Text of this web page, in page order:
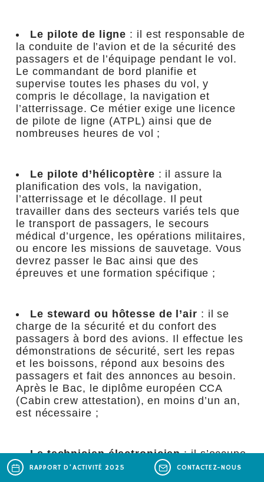
Le pilote de ligne : il est responsable de
la conduite de l’avion et de la sécurité des
passagers et de l’équipage pendant le vol.
Le commandant de bord planifie et
supervise toutes les phases du vol, y
compris le décollage, la navigation et
l’atterrissage. Ce métier exige une licence
de pilote de ligne (ATPL) ainsi que de
nombreuses heures de vol ;
Le pilote d’hélicoptère : il assure la
planification des vols, la navigation,
l’atterrissage et le décollage. Il peut
travailler dans des secteurs variés tels que
le transport de passagers, le secours
médical d’urgence, les opérations militaires,
ou encore les missions de sauvetage. Vous
devrez passer le Bac ainsi que des
épreuves et une formation spécifique ;
Le steward ou hôtesse de l’air : il se
charge de la sécurité et du confort des
passagers à bord des avions. Il effectue les
démonstrations de sécurité, sert les repas
et les boissons, répond aux besoins des
passagers et fait des annonces au besoin.
Après le Bac, le diplôme européen CCA
(Cabin crew attestation), en moins d’un an,
est nécessaire ;
Le technicien électronicien: il s’occupe
de la maintenance et réparation des
systèmes électroniques embarqués dans les
RAPPORT D'ACTIVITÉ 2025 CONTACTEZ-NOUS